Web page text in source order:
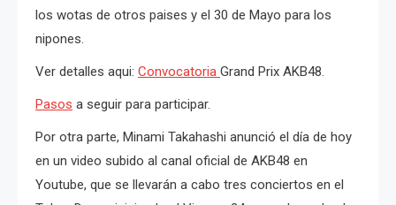
los wotas de otros paises y el 30 de Mayo para los
nipones.
Ver detalles aqui: Convocatoria Grand Prix AKB48.
Pasos a seguir para participar.
Por otra parte, Minami Takahashi anunció el día de hoy
en un video subido al canal oficial de AKB48 en
Youtube, que se llevarán a cabo tres conciertos en el